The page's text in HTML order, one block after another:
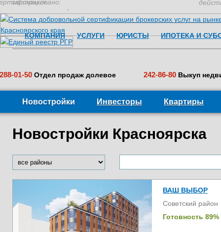
застраховано:
КОМПАНИЯ УСЛУГИ ЮРИСТЫ ИПОТЕКА И
288-01-50 Отдел продаж долевое 242-86-80 Выкуп
Новостройки Инвесторы Квартиры
Новостройки Красноярска
ВАШ ВЫБОР
Советский район
Готовность 89%